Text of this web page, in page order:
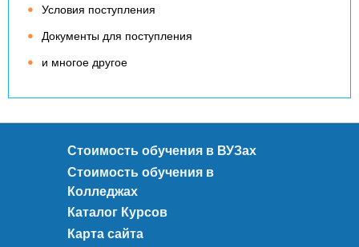
Условия поступления
Документы для поступления
и многое другое
Стоимость обучения в ВУЗах
Стоимость обучения в
Колледжах
Каталог Курсов
Карта сайта